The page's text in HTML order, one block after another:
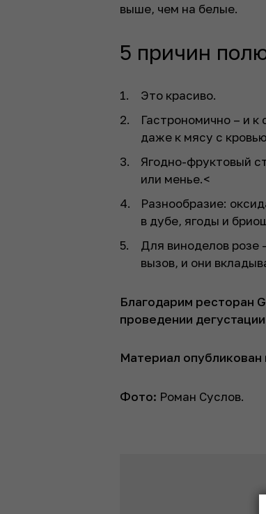
выше, чем на белые.
5 причин
Это красиво.
Гастрономично – и к
даже к мясу с
Ягодно-фруктовый
или менье.<
Разнообразие:
в дубе, ягоды и
Для виноделов розе
вызов, и они
Благодарим ресторан
проведении
Материал
Фото: Роман Суслов.